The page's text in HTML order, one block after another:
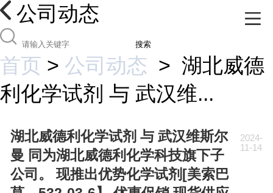
公司动态
搜索
首页 > 公司动态 > 湖北威德
利化学试剂 与 武汉维...
湖北威德利化学试剂 与 武汉维斯尔
曼 同为湖北威德利化学科技旗下子
公司。 现推出优势化学试剂[美索巴
2024-
11-14